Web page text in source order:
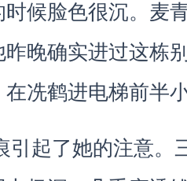
候脸色很沉。麦
昨晚确实进过这
冼鹤进电梯前半
引起了她的注意。